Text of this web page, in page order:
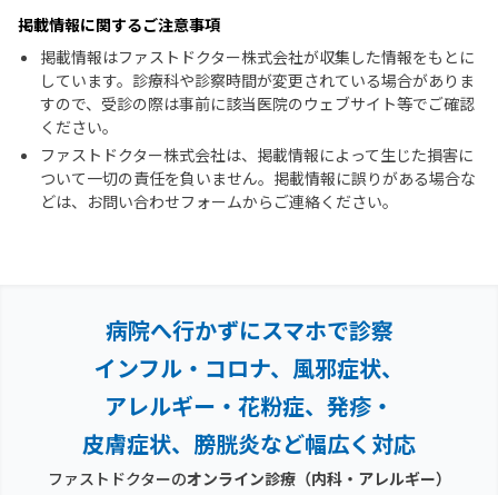
掲載情報に関するご注意事項
掲載情報はファストドクター株式会社が収集した情報をもとに
しています。診療科や診察時間が変更されている場合がありま
すので、受診の際は事前に該当医院のウェブサイト等でご確認
ください。
ファストドクター株式会社は、掲載情報によって生じた損害に
ついて一切の責任を負いません。掲載情報に誤りがある場合な
どは、お問い合わせフォームからご連絡ください。
病院へ行かずにスマホで診察
インフル・コロナ、風邪症状、
アレルギー・花粉症、 発疹・
皮膚症状、膀胱炎など幅広く対応
ファストドクターのオンライン診療（内科・アレルギー）